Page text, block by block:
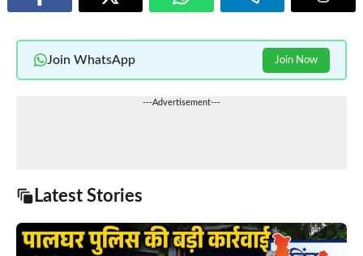
Join WhatsApp Join Now
---Advertisement---
Latest Stories